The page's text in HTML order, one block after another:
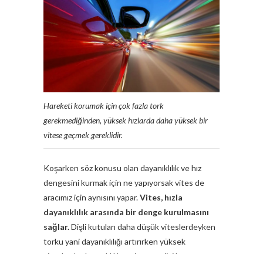
Hareketi korumak için çok fazla tork
gerekmediğinden, yüksek hızlarda daha yüksek bir
vitese geçmek gereklidir.
Koşarken söz konusu olan dayanıklılık ve hız
dengesini kurmak için ne yapıyorsak vites de
aracımız için aynısını yapar.Vites, hızla
dayanıklılık arasında bir denge kurulmasını
sağlar.Dişli kutuları daha düşük viteslerdeyken
torku yani dayanıklılığı artırırken yüksek